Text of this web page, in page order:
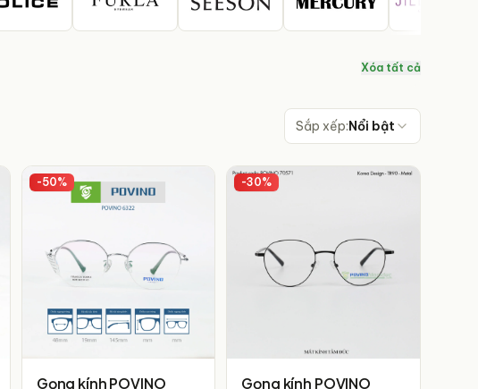
Xóa tất cả
Sắp xếp:Nổi bật
-50%
Gọng kính POVINO
-30%
Gọng kính POVINO